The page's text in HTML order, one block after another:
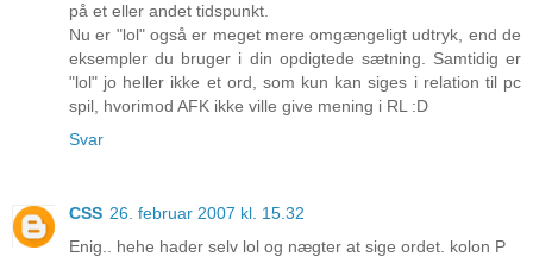
på et eller andet tidspunkt.
Nu er "lol" også er meget mere omgængeligt udtryk, end de
eksempler du bruger i din opdigtede sætning. Samtidig er
"lol" jo heller ikke et ord, som kun kan siges i relation til pc
spil, hvorimod AFK ikke ville give mening i RL :D
Svar
CSS 26. februar 2007 kl. 15.32
Enig.. hehe hader selv lol og nægter at sige ordet. kolon P